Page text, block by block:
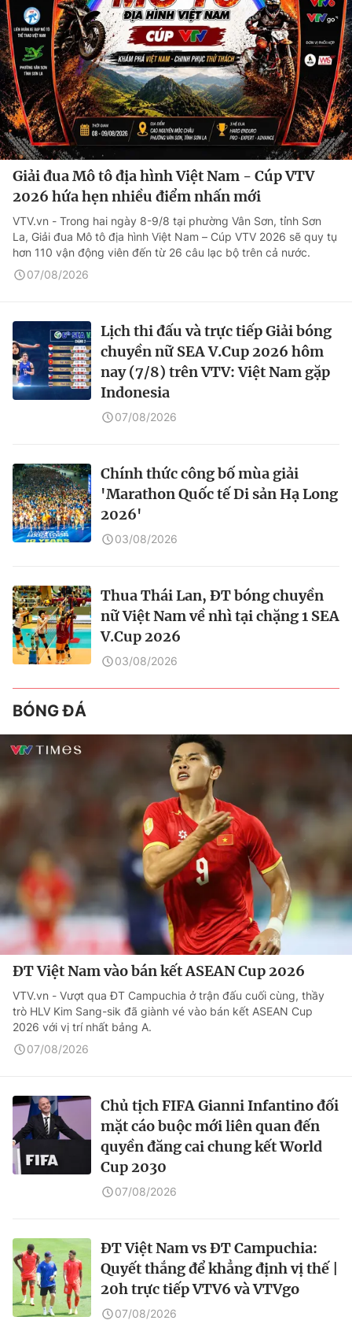
Giải đua Mô tô địa hình Việt Nam - Cúp VTV
2026 hứa hẹn nhiều điểm nhấn mới
VTV.vn - Trong hai ngày 8-9/8 tại phường Vân Sơn, tỉnh Sơn
La, Giải đua Mô tô địa hình Việt Nam – Cúp VTV 2026 sẽ quy tụ
hơn 110 vận động viên đến từ 26 câu lạc bộ trên cả nước.
07/08/2026
Lịch thi đấu và trực tiếp Giải bóng
chuyền nữ SEA V.Cup 2026 hôm
nay (7/8) trên VTV: Việt Nam gặp
Indonesia
07/08/2026
Chính thức công bố mùa giải
'Marathon Quốc tế Di sản Hạ Long
2026'
03/08/2026
Thua Thái Lan, ĐT bóng chuyền
nữ Việt Nam về nhì tại chặng 1 SEA
V.Cup 2026
03/08/2026
BÓNG ĐÁ
ĐT Việt Nam vào bán kết ASEAN Cup 2026
VTV.vn - Vượt qua ĐT Campuchia ở trận đấu cuối cùng, thầy
trò HLV Kim Sang-sik đã giành vé vào bán kết ASEAN Cup
2026 với vị trí nhất bảng A.
07/08/2026
Chủ tịch FIFA Gianni Infantino đối
mặt cáo buộc mới liên quan đến
quyền đăng cai chung kết World
Cup 2030
07/08/2026
ĐT Việt Nam vs ĐT Campuchia:
Quyết thắng để khẳng định vị thế |
20h trực tiếp VTV6 và VTVgo
07/08/2026